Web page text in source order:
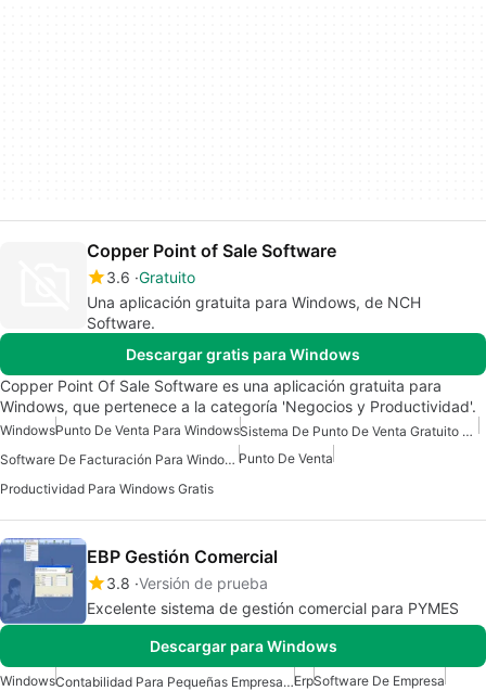
Copper Point of Sale Software
3.6 Gratuito
Una aplicación gratuita para Windows, de NCH
Software.
Descargar gratis para Windows
Copper Point Of Sale Software es una aplicación gratuita para
Windows, que pertenece a la categoría 'Negocios y Productividad'.
WindowsPunto De Venta Para Windows
Sistema De Punto De Venta Gratuito Para Windows
Software De Facturación Para Windows Punto De Venta
Productividad Para Windows Gratis
EBP Gestión Comercial
3.8 Versión de prueba
Excelente sistema de gestión comercial para PYMES
Descargar para Windows
Windows Contabilidad Para Pequeñas Empresas Para WindowsErpSoftware De Empresa